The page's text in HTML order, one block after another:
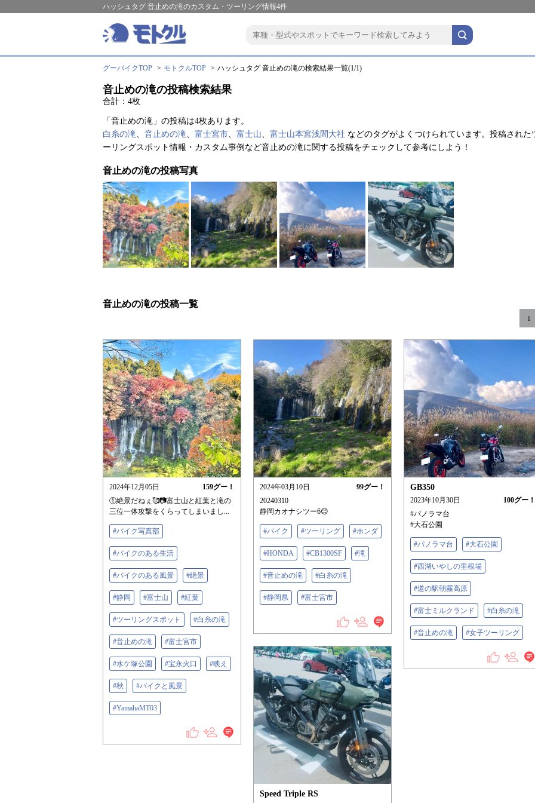
ハッシュタグ 音止めの滝のカスタム・ツーリング情報4件
グーバイクTOP モトクルTOP ハッシュタグ 音止めの滝の検索結果一覧(1/1)
音止めの滝の投稿検索結果
合計：4枚
「音止めの滝」の投稿は4枚あります。
白糸の滝、 音止めの滝、 富士宮市、 富士山、 富士山本宮浅間大社 などのタグがよくつけられています。投稿された
ーリングスポット情報・カスタム事例など音止めの滝に関する投稿をチェックして参考にしよう！
音止めの滝の投稿写真
音止めの滝の投稿一覧
1
2024年12月05日 159グー！
①絶景だねぇ🥰📷富士山と紅葉と滝の
三位一体攻撃をくらってしまいまし...
#バイク写真部
#バイクのある生活
#バイクのある風景 #絶景
#静岡 #富士山 #紅葉
#ツーリングスポット #白糸の滝
#音止めの滝 #富士宮市
#水ケ塚公園 #宝永火口 #映え
#秋 #バイクと風景
#YamahaMT03
2024年03月10日 99グー！
20240310
静岡カオナシツー6😊
#バイク #ツーリング #ホンダ
#HONDA #CB1300SF #滝
#音止めの滝 #白糸の滝
#静岡県 #富士宮市
GB350
2023年10月30日 100グー！
#パノラマ台
#大石公園
#パノラマ台 #大石公園
#西湖いやしの里根場
#道の駅朝霧高原
#富士ミルクランド #白糸の滝
#音止めの滝 #女子ツーリング
Speed Triple RS